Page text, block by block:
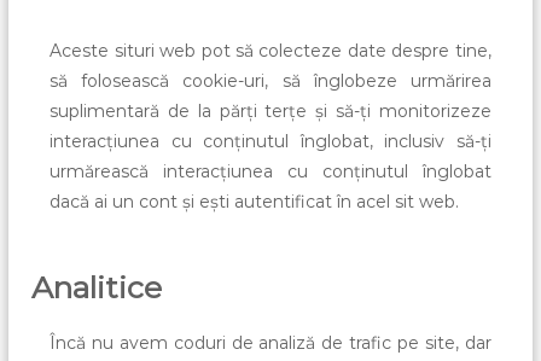
Aceste situri web pot să colecteze date despre tine,
să folosească cookie-uri, să înglobeze urmărirea
suplimentară de la părți terțe și să-ți monitorizeze
interacțiunea cu conținutul înglobat, inclusiv să-ți
urmărească interacțiunea cu conținutul înglobat
dacă ai un cont și ești autentificat în acel sit web.
Analitice
Încă nu avem coduri de analiză de trafic pe site, dar